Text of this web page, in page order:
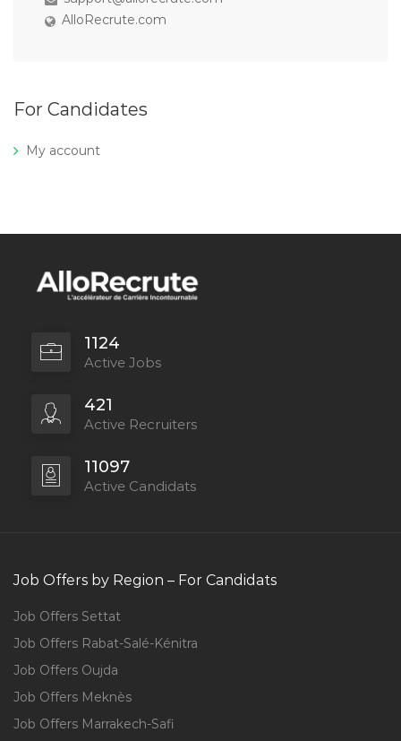
AlloRecrute.com
For Candidates
My account
1124
Active Jobs
421
Active Recruiters
11097
Active Candidats
Job Offers by Region – For Candidats
Job Offers Settat
Job Offers Rabat-Salé-Kénitra
Job Offers Oujda
Job Offers Meknès
Job Offers Marrakech-Safi